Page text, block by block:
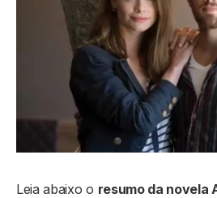
Leia abaixo o resumo da novela